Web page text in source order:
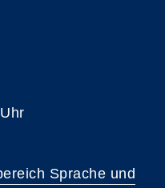
Sprache und